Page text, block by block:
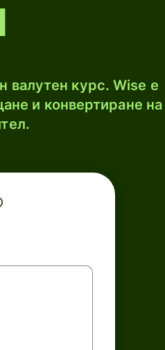
валутен курс. Wise е
и конвертиране на